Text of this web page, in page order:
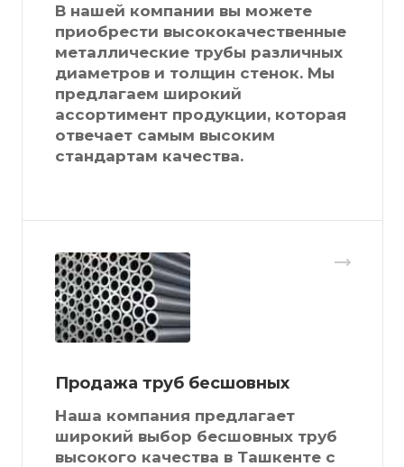
В нашей компании вы можете
приобрести высококачественные
металлические трубы различных
диаметров и толщин стенок. Мы
предлагаем широкий
ассортимент продукции, которая
отвечает самым высоким
стандартам качества.
Продажа труб бесшовных
Наша компания предлагает
широкий выбор бесшовных труб
высокого качества в Ташкенте с